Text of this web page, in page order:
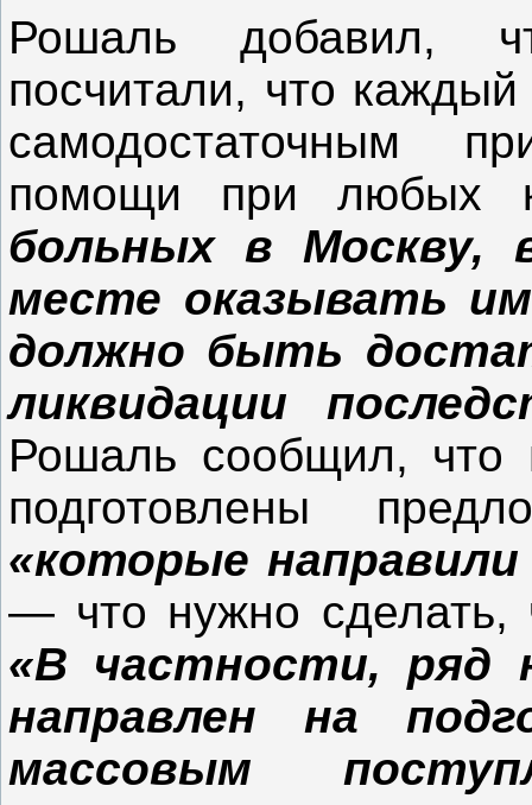
Рошаль добавил,
посчитали, что
самодостаточным
помощи при любых
больных в Москву,
месте оказывать
должно быть
ликвидации
Рошаль сообщил, что
подготовлены
«которые
— что нужно сделать,
«В частности, ряд
направлен на
массовым